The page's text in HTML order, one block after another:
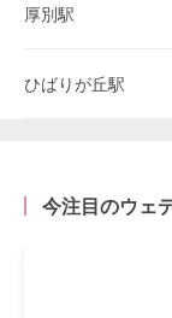
厚別駅
ひばりが丘駅
今注目のウェ